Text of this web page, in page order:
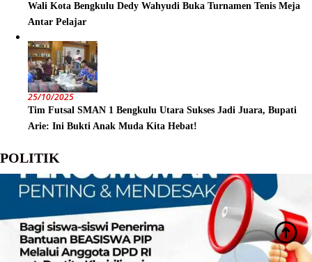
Wali Kota Bengkulu Dedy Wahyudi Buka Turnamen Tenis Meja
Antar Pelajar
25/10/2025
Tim Futsal SMAN 1 Bengkulu Utara Sukses Jadi Juara, Bupati
Arie: Ini Bukti Anak Muda Kita Hebat!
POLITIK